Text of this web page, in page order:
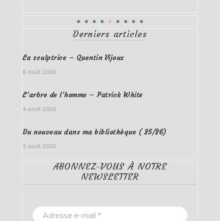
Derniers articles
La sculptrice – Quentin Vijoux
6 août 2026
L’arbre de l’homme – Patrick White
4 août 2026
Du nouveau dans ma bibliothèque ( 25/26)
2 août 2026
ABONNEZ-VOUS À NOTRE
NEWSLETTER